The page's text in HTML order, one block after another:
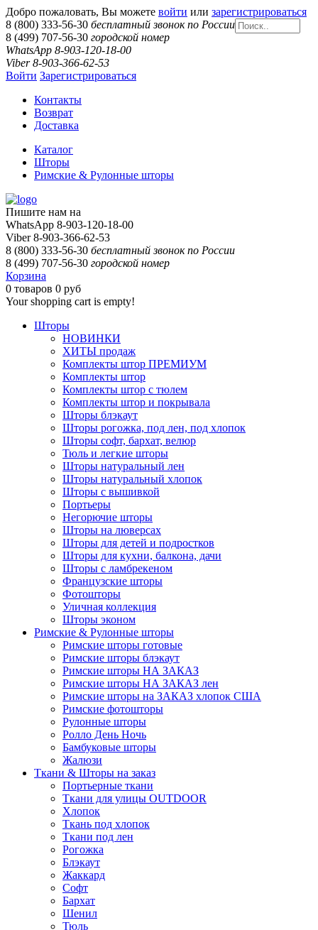
Добро пожаловать, Вы можете войти или зарегистрироваться
8 (800) 333-56-30 бесплатный звонок по России
8 (499) 707-56-30 городской номер
WhatsApp 8-903-120-18-00
Viber 8-903-366-62-53
Войти Зарегистрироваться
Контакты
Возврат
Доставка
Каталог
Шторы
Римские & Рулонные шторы
Пишите нам на
WhatsApp 8-903-120-18-00
Viber 8-903-366-62-53
8 (800) 333-56-30 бесплатный звонок по России
8 (499) 707-56-30 городской номер
Корзина
0 товаров 0 руб
Your shopping cart is empty!
Шторы
НОВИНКИ
ХИТЫ продаж
Комплекты штор ПРЕМИУМ
Комплекты штор
Комплекты штор с тюлем
Комплекты штор и покрывала
Шторы блэкаут
Шторы рогожка, под лен, под хлопок
Шторы софт, бархат, велюр
Тюль и легкие шторы
Шторы натуральный лен
Шторы натуральный хлопок
Шторы с вышивкой
Портьеры
Негорючие шторы
Шторы на люверсах
Шторы для детей и подростков
Шторы для кухни, балкона, дачи
Шторы с ламбрекеном
Французские шторы
Фотошторы
Уличная коллекция
Шторы эконом
Римские & Рулонные шторы
Римские шторы готовые
Римские шторы блэкаут
Римские шторы НА ЗАКАЗ
Римские шторы НА ЗАКАЗ лен
Римские шторы на ЗАКАЗ хлопок США
Римские фотошторы
Рулонные шторы
Ролло День Ночь
Бамбуковые шторы
Жалюзи
Ткани & Шторы на заказ
Портьерные ткани
Ткани для улицы OUTDOOR
Хлопок
Ткань под хлопок
Ткани под лен
Рогожка
Блэкаут
Жаккард
Софт
Бархат
Шенил
Тюль